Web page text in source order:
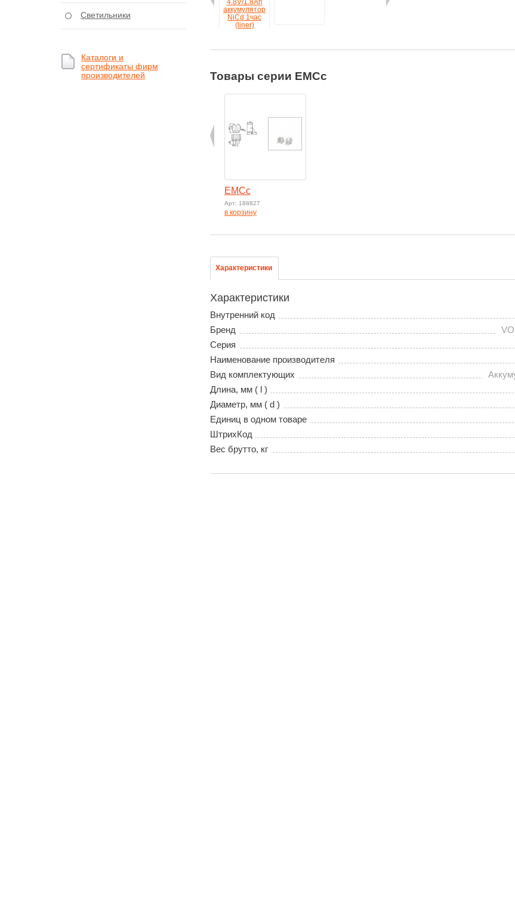
Товары серии EMCc
EMCc
Арт: 188827
в корзину
Характеристики
Характеристики
Внутренний код
Бренд
Серия
Наименование производителя
Вид комплектующих
Длина, мм ( l )
Диаметр, мм ( d )
Единиц в одном товаре
ШтрихКод
Вес брутто, кг
Светильники
Каталоги и
сертификаты фирм
производителей